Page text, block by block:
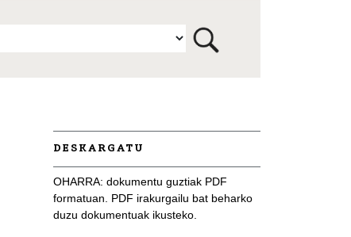
DESKARGATU
OHARRA: dokumentu guztiak PDF
formatuan. PDF irakurgailu bat beharko
duzu dokumentuak ikusteko.